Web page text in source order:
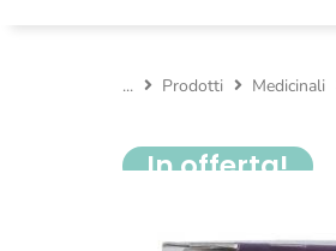
... Prodotti Medicinali
In offerta!